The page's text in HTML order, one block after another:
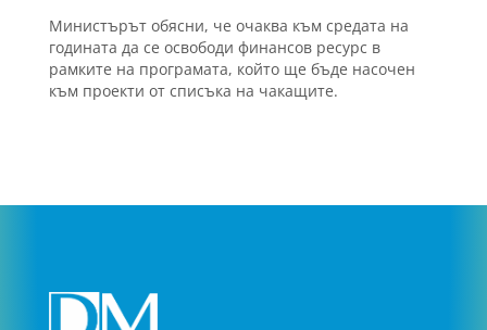
Министърът обясни, че очаква към средата на
годината да се освободи финансов ресурс в
рамките на програмата, който ще бъде насочен
към проекти от списъка на чакащите.